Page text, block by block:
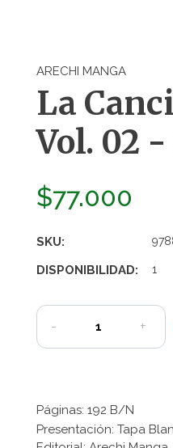
ARECHI MANGA
La
Vol. 02 -
$77.000
SKU:
DISPONIBILIDAD: 1
- +
Páginas: 192 B/N
Presentación: Tapa